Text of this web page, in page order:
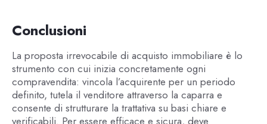
Conclusioni
La proposta irrevocabile di acquisto immobiliare è lo
strumento con cui inizia concretamente ogni
compravendita: vincola l’acquirente per un periodo
definito, tutela il venditore attraverso la caparra e
consente di strutturare la trattativa su basi chiare e